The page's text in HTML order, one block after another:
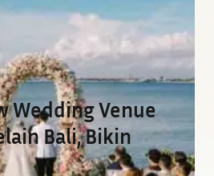
Wedding Venue
Bali, Bikin